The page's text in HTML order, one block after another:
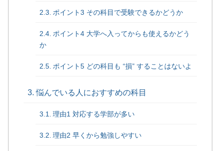
ポイント3 その科目で受験できるかどうか
ポイント4 大学へ入ってからも使えるかどう
か
ポイント5 どの科目も “損” することはないよ
悩んでいる人におすすめの科目
理由1 対応する学部が多い
理由2 早くから勉強しやすい